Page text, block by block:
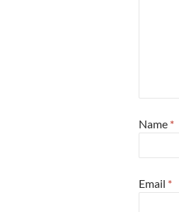
Name *
Email *